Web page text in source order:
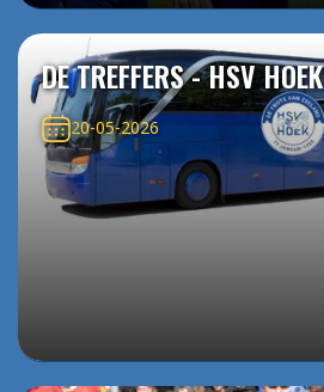
DE TREFFERS - HSV HOEK
20-05-2026